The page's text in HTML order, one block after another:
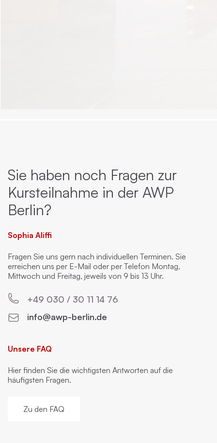
Sie haben noch Fragen zur
Kursteilnahme in der AWP
Berlin?
Sophia Aliffi
Fragen Sie uns gern nach individuellen Terminen. Sie
erreichen uns per E-Mail oder per Telefon Montag,
Mittwoch und Freitag, jeweils von 9 bis 13 Uhr.
+49 030 / 30 11 14 76
info@awp-berlin.de
Unsere FAQ
Hier finden Sie die wichtigsten Antworten auf die
häufigsten Fragen.
Zu den FAQ